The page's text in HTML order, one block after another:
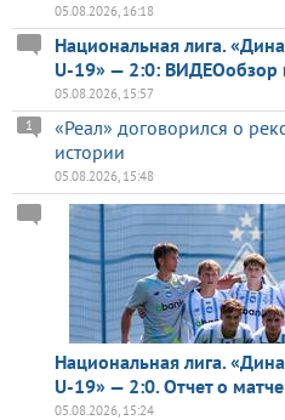
05.08.2026, 16:18
Национальная лига.
U-19» — 2:0: ВИДЕОобзор
05.08.2026, 15:57
«Реал» договорился о
истории
1
05.08.2026, 15:48
Национальная лига.
U-19» — 2:0. Отчет о матче
05.08.2026, 15:24